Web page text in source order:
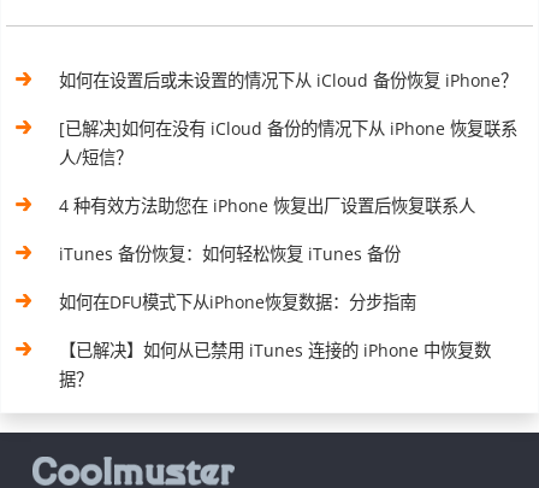
如何在设置后或未设置的情况下从 iCloud 备份恢复 iPhone？
[已解决]如何在没有 iCloud 备份的情况下从 iPhone 恢复联系
人/短信？
4 种有效方法助您在 iPhone 恢复出厂设置后恢复联系人
iTunes 备份恢复：如何轻松恢复 iTunes 备份
如何在DFU模式下从iPhone恢复数据：分步指南
【已解决】如何从已禁用 iTunes 连接的 iPhone 中恢复数
据？